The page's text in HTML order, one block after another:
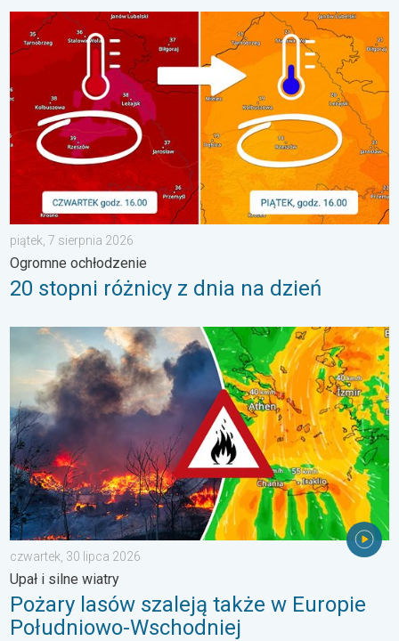
20 stopni różnicy z dnia na dzień. Ogromne ochłodzenie. . .
piątek, 7 sierpnia 2026
Ogromne ochłodzenie
20 stopni różnicy z dnia na dzień
Pożary lasów szaleją także w Europie Południowo-
czwartek, 30 lipca 2026
Upał i silne wiatry
Pożary lasów szaleją także w Europie
Południowo-Wschodniej